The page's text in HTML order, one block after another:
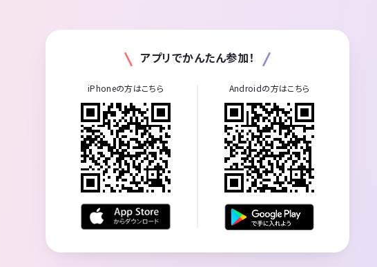
アプリでかんたん参加！
iPhoneの方はこちら Androidの方はこちら